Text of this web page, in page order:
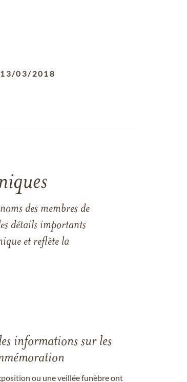
13/03/2018
des membres de
détails importants
et reflète la
informations sur les
ou une veillée funèbre ont